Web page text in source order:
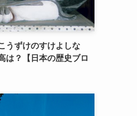
うずけのすけよしな
は？【日本の歴史ブロ